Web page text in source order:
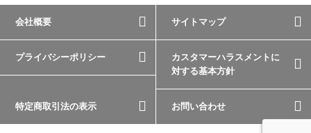
会社概要 サイトマップ
プライバシーポリシー
カスタマーハラスメントに
対する基本方針
特定商取引法の表示 お問い合わせ